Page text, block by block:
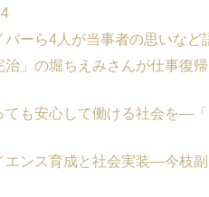
バーら4人が当事者の思いな
治」の堀ちえみさんが仕事復
ても安心して働ける社会を―
エンス育成と社会実装―今枝